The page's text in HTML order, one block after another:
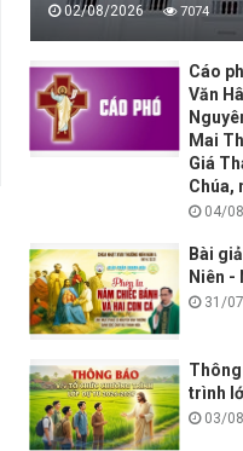
02/08/2026 7074
Cáo
Văn
Mai
Giá
Chúa,
04/
Bài
Niên -
31/
trình
03/